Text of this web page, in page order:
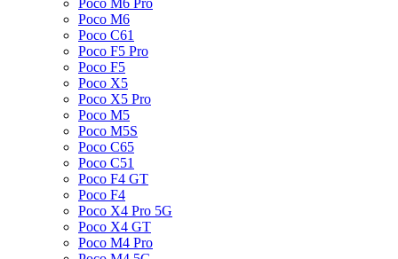
Poco M6
Poco C61
Poco F5 Pro
Poco F5
Poco X5
Poco X5 Pro
Poco M5
Poco M5S
Poco C65
Poco C51
Poco F4 GT
Poco F4
Poco X4 Pro 5G
Poco X4 GT
Poco M4 Pro